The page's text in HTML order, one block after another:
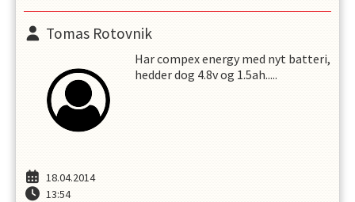
Tomas Rotovnik
18.04.2014
13:54
Har compex energy med nyt batteri,
hedder dog 4.8v og 1.5ah.....